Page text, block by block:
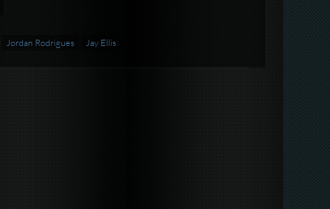
Jordan Rodrigues Jay Ellis